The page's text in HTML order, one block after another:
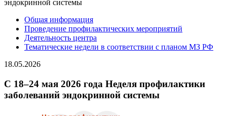
эндокринной системы
Общая информация
Проведение профилактических мероприятий
Деятельность центра
Тематические недели в соответствии с планом МЗ РФ
18.05.2026
С 18–24 мая 2026 года Неделя профилактики
заболеваний эндокринной системы